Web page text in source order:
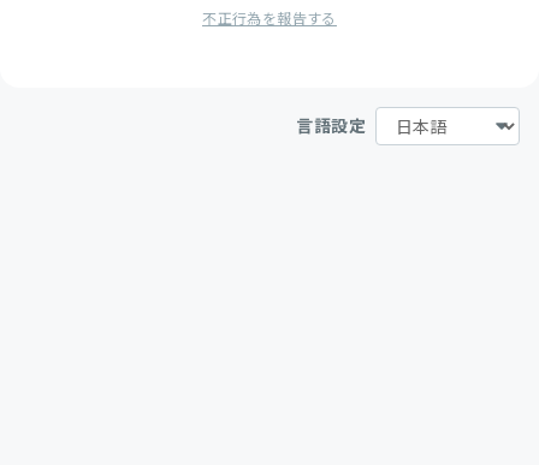
不正行為を報告する
言語設定